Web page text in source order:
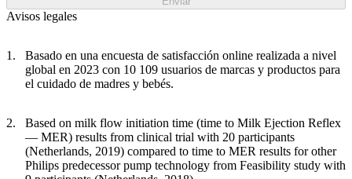
Avisos legales
Basado en una encuesta de satisfacción online realizada a nivel
global en 2023 con 10 109 usuarios de marcas y productos para
el cuidado de madres y bebés.
Based on milk flow initiation time (time to Milk Ejection Reflex
— MER) results from clinical trial with 20 participants
(Netherlands, 2019) compared to time to MER results for other
Philips predecessor pump technology from Feasibility study with